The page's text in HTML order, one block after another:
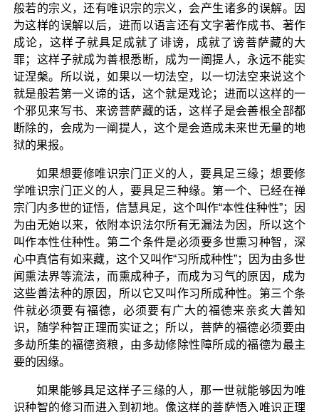
般若的宗义，还有唯识宗的宗义，会产生诸多的误解。因
为这样的误解以后，进而以语言还有文字著作成书、著作
成论，这样子就具足成就了诽谤，成就了谤菩萨藏的大
罪；这样子就成为善根悉断，成为一阐提人，永远不能实
证涅槃。所以说，如果以一切法空，以一切法空来说这个
就是般若第一义谛的话，这个就是戏论；进而以这样的一
个邪见来写书、来谤菩萨藏的话，这样子是会善根全部都
断除的，会成为一阐提人，这个是会造成未来世无量的地
狱的果报。
如果想要修唯识宗门正义的人，要具足三缘；想要修
学唯识宗门正义的人，要具足三种缘。第一个、已经在禅
宗门内多世的证悟，信慧具足，这个叫作“本性住种性”；因
为由无始以来，依附本识法尔所有无漏法为因，所以这个
叫作本性住种性。第二个条件是必须要多世熏习种智，深
心中真信有如来藏，这个又叫作“习所成种性”；因为由多世
闻熏法界等流法，而熏成种子，而成为习气的原因，成为
这些善法种的原因，所以它又叫作习所成种性。第三个条
件就必须要有福德，必须要有广大的福德来亲炙大善知
识，随学种智正理而实证之；所以，菩萨的福德必须要由
多劫所集的福德资粮，由多劫修除性障所成的福德为最主
要的因缘。
如果能够具足这样子三缘的人，那一世就能够因为唯
识种智的修习而进入到初地。像这样的菩萨悟入唯识正理